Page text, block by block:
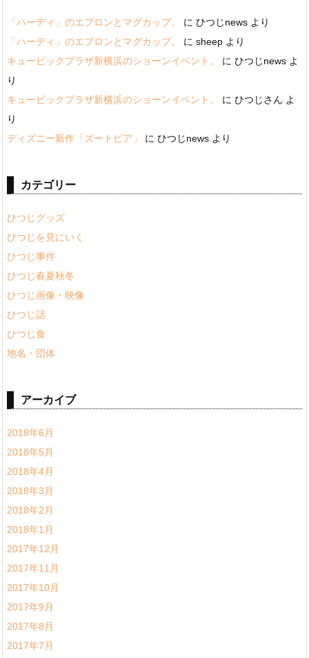
「ハーディ」のエプロンとマグカップ。 に ひつじnews より
「ハーディ」のエプロンとマグカップ。
に sheep より
キュービックプラザ新横浜のショーンイベント。
に ひつじnews よ
り
キュービックプラザ新横浜のショーンイベント。
に ひつじさん よ
り
ディズニー新作「ズートピア」
に ひつじnews より
カテゴリー
ひつじグッズ
ひつじを見にいく
ひつじ事件
ひつじ春夏秋冬
ひつじ画像・映像
ひつじ話
ひつじ食
地名・団体
アーカイブ
2018年6月
2018年5月
2018年4月
2018年3月
2018年2月
2018年1月
2017年12月
2017年11月
2017年10月
2017年9月
2017年8月
2017年7月